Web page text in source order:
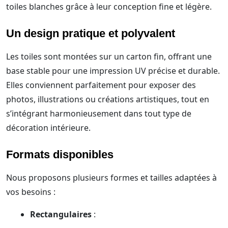
toiles blanches grâce à leur conception fine et légère.
Un design pratique et polyvalent
Les toiles sont montées sur un carton fin, offrant une
base stable pour une impression UV précise et durable.
Elles conviennent parfaitement pour exposer des
photos, illustrations ou créations artistiques, tout en
s’intégrant harmonieusement dans tout type de
décoration intérieure.
Formats disponibles
Nous proposons plusieurs formes et tailles adaptées à
vos besoins :
Rectangulaires :